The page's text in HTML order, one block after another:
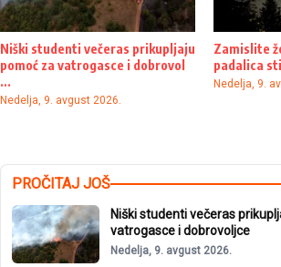
Niški studenti večeras prikupljaju
pomoć za vatrogasce i dobrovol
...
Nedelja, 9. avgust 2026.
Zamislite
padalica
Nedelja, 9.
PROČITAJ JOŠ
Niški studenti večeras
vatrogasce i dobrovoljce
Nedelja, 9. avgust 2026.